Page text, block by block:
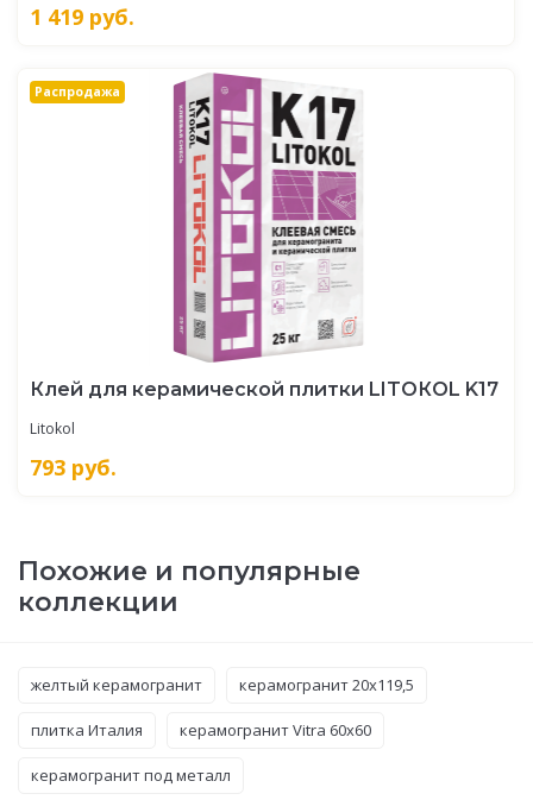
1 419 руб.
Распродажа
Клей для керамической плитки LITOКOL K17
Litokol
793 руб.
Похожие и популярные
коллекции
желтый керамогранит керамогранит 20x119,5
плитка Италия керамогранит Vitra 60x60
керамогранит под металл